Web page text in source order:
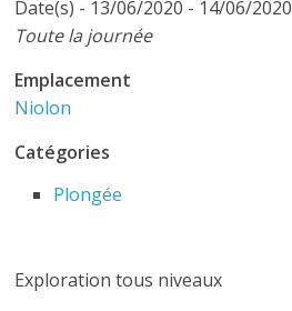
Date(s) - 13/06/2020 - 14/06/2020
Toute la journée
Emplacement
Niolon
Catégories
Plongée
Exploration tous niveaux